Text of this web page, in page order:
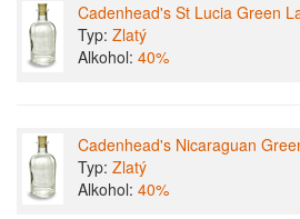
Cadenhead's St Lucia Green
Typ: Zlatý
Alkohol: 40%
Cadenhead's Nicaraguan
Typ: Zlatý
Alkohol: 40%